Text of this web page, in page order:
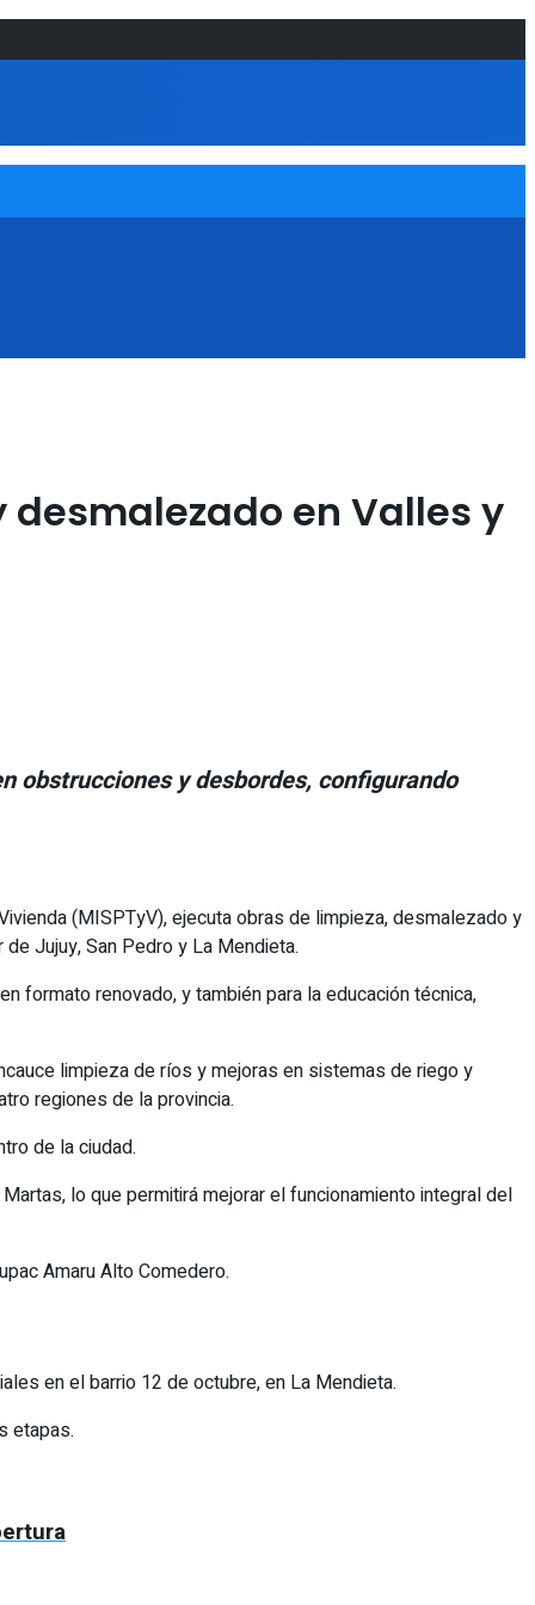
en Valles y
obstrucciones y desbordes, configurando
(MISPTyV), ejecuta obras de limpieza, desmalezado y
Jujuy, San Pedro y La Mendieta.
formato renovado, y también para la educación técnica,
limpieza de ríos y mejoras en sistemas de riego y
regiones de la provincia.
de la ciudad.
lo que permitirá mejorar el funcionamiento integral del
Amaru Alto Comedero.
en el barrio 12 de octubre, en La Mendieta.
etapas.